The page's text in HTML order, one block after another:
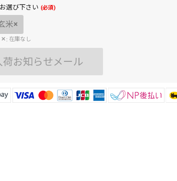
選び下さい
米×
✕ 在庫なし